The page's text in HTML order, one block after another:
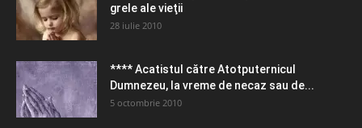
grele ale vieţii
28 iulie 2010
**** Acatistul către Atotputernicul
Dumnezeu, la vreme de necaz sau de...
5 octombrie 2010